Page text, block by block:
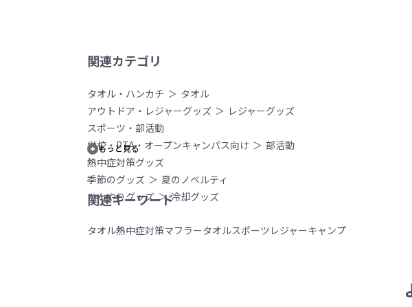
関連カテゴリ
タオル・ハンカチ
タオル
アウトドア・レジャーグッズ
レジャーグッズ
スポーツ・部活動
学校・PTA・オープンキャンパス向け
部活動
熱中症対策グッズ
季節のグッズ
夏のノベルティ
ひんやりグッズ
冷却グッズ
もっと見る
関連キーワード
タオル熱中症対策マフラータオルスポーツ レジャーキャンプ